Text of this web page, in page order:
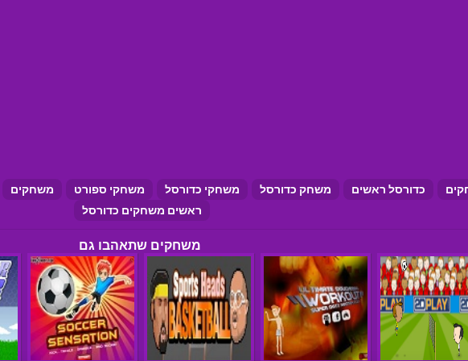
כדורסל ראשים משחק כדורסל משחקי כדורסל משחקי ספורט משחקים
ראשים משחקים כדורסל
משחקים שתאהבו גם